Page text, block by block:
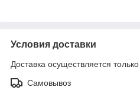
Условия доставки
Доставка осуществляется
Самовывоз